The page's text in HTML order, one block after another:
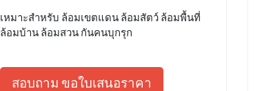
เหมาะสำหรับ ล้อมเขตแดน ล้อมสัตว์ ล้อมพื้นที่
ล้อมบ้าน ล้อมสวน กันคนบุกรุก
สอบถาม ขอใบเสนอราคา